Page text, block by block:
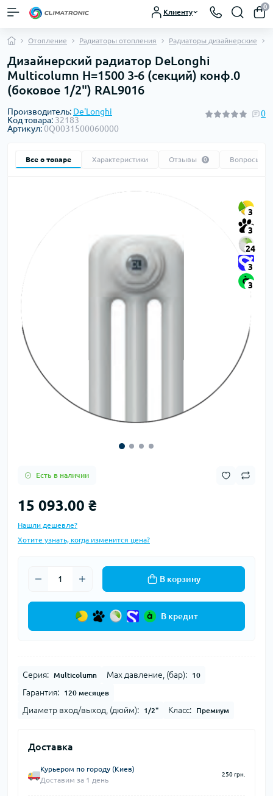
Клиенту
0
Отопление Радиаторы отопления Радиаторы дизайнерские
Дизайнерский радиатор DeLonghi
Multicolumn H=1500 3-6 (секций) конф.0
(боковое 1/2") RAL9016
Производитель: De'Longhi
Код товара: 32183
Артикул:0Q0031500060000
0
Все о товаре Характеристики Отзывы 0 Вопросы
3
3
24
3
3
Есть в наличии
15 093.00 ₴
Нашли дешевле?
Хотите узнать, когда изменится цена?
В корзину
В кредит
Серия: Multicolumn Max давление, (бар): 10
Гарантия: 120 месяцев
Диаметр вход/выход, (дюйм): 1/2" Класс: Премиум
Доставка
Курьером по городу (Киев)
Доставим за 1 день
250 грн.